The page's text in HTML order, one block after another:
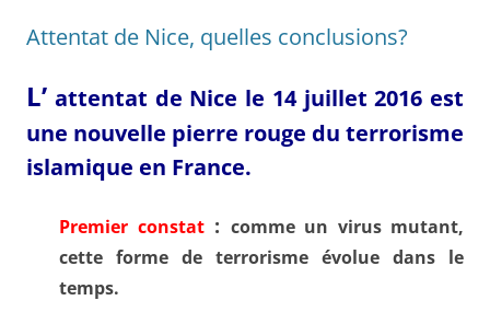
Attentat de Nice, quelles conclusions?
L’ attentat de Nice le 14 juillet 2016 est
une nouvelle pierre rouge du terrorisme
islamique en France.
Premier constat: comme un virus mutant,
cette forme de terrorisme évolue dans le
temps.